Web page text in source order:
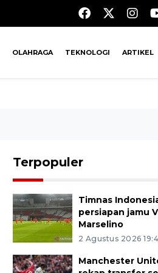
OLAHRAGA TEKNOLOGI ARTIKEL
Terpopuler
Timnas
persiapan jamu
Marselino
2 Agustus 2026
Manchester